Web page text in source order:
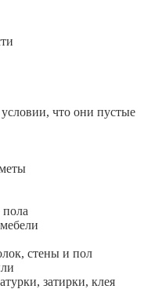
что они пустые
стены и пол
затирки, клея